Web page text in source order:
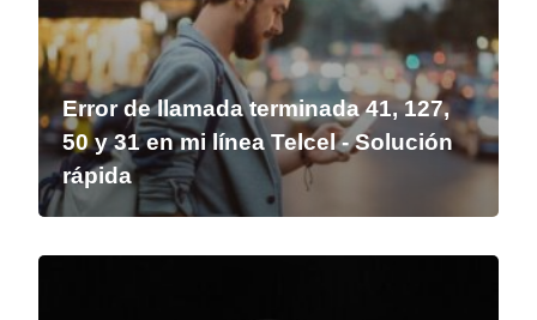
Error de llamada terminada 41, 127,
50 y 31 en mi línea Telcel - Solución
rápida